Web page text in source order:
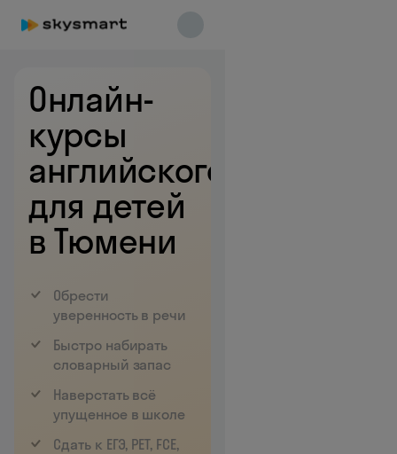
Онлайн-
курсы
английского
для детей
в Тюмени
Обрести
уверенность в речи
Быстро набирать
словарный запас
Наверстать всё
упущенное в школе
Сдать к ЕГЭ, РЕТ, FCE,
Skysmart Chat
online